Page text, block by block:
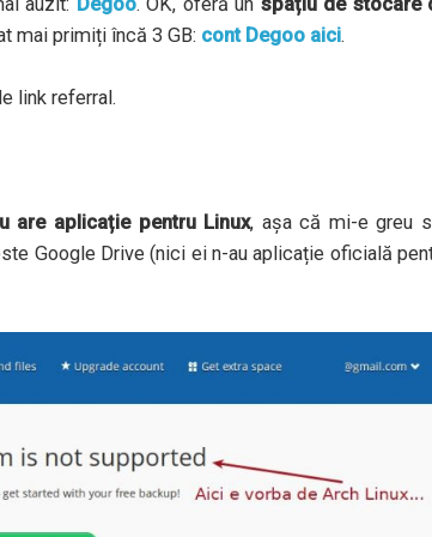
mai primiți încă 3 GB: cont Degoo aici.
link referral.
are aplicație pentru Linux, așa că mi-e greu
Google Drive (nici ei n-au aplicație oficială